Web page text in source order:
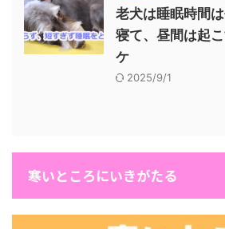
老犬は睡眠時間
寝て、昼間は起
ケ
2025/9/1
寒いところにいきがたる